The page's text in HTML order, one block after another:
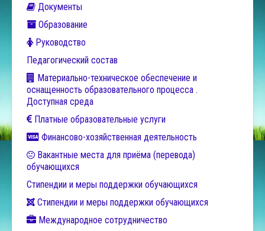
Документы
Образование
Руководство
Педагогический состав
Материально-техническое обеспечение и
оснащенность образовательного процесса .
Доступная среда
Платные образовательные услуги
Финансово-хозяйственная деятельность
Вакантные места для приёма (перевода)
обучающихся
Стипендии и меры поддержки обучающихся
Стипендии и меры поддержки обучающихся
Международное сотрудничество